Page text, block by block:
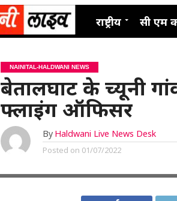
राष्ट्रीय सी एम
NAINITAL-HALDWANI NEWS
बेतालघाट के च्यूनी
फ्लाइंग ऑफिसर
By Haldwani Live News Desk
Posted on 01/07/2022